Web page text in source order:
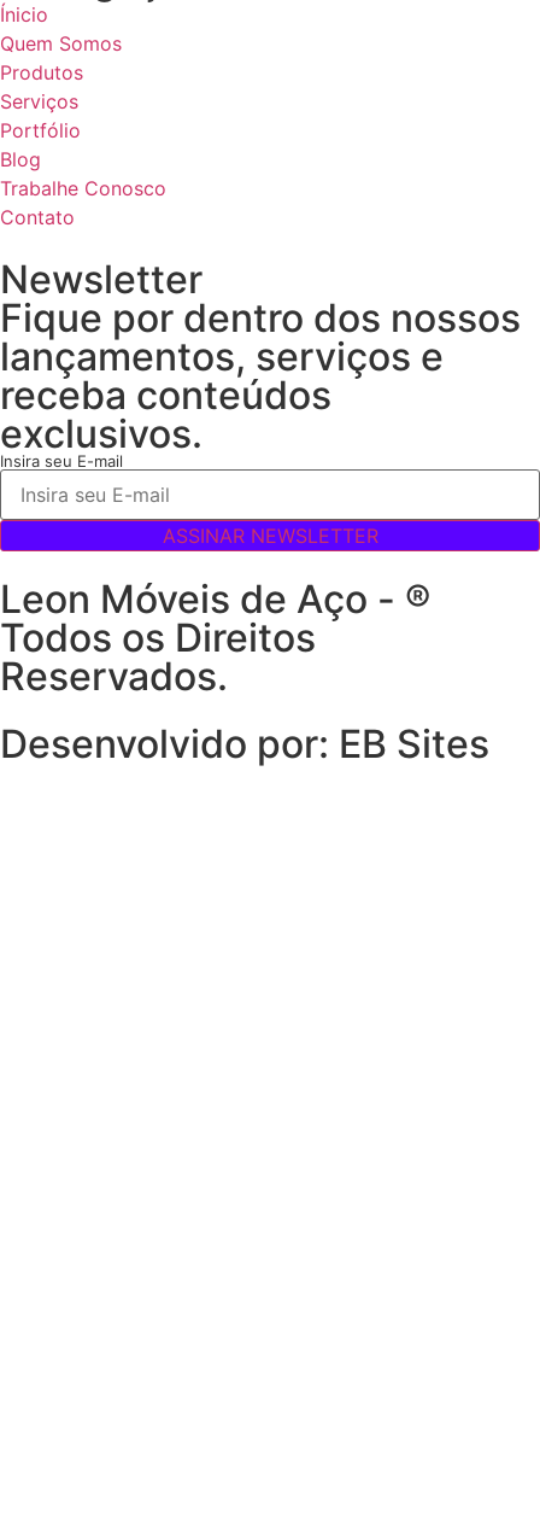
Ínicio
Quem Somos
Produtos
Serviços
Portfólio
Blog
Trabalhe Conosco
Contato
Newsletter
Fique por dentro dos nossos
lançamentos, serviços e
receba conteúdos
exclusivos.
Insira seu E-mail
ASSINAR NEWSLETTER
Leon Móveis de Aço - ®
Todos os Direitos
Reservados.
Desenvolvido por: EB Sites